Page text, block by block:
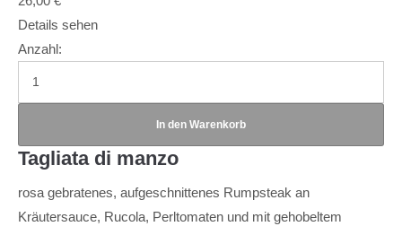
Details sehen
Anzahl:
Tagliata di manzo
rosa gebratenes, aufgeschnittenes Rumpsteak an
Kräutersauce, Rucola, Perltomaten und mit gehobeltem